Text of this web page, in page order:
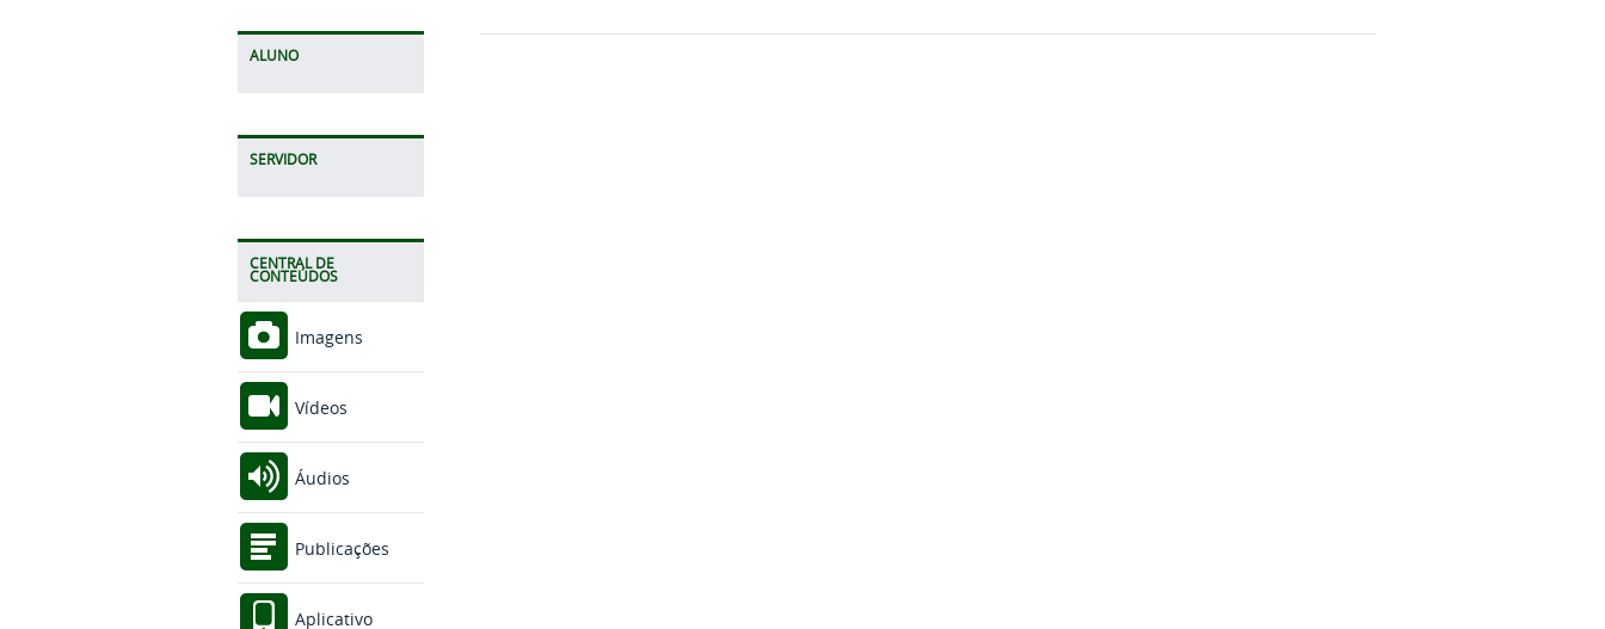
ALUNO
SERVIDOR
CENTRAL DE
CONTEÚDOS
Imagens
Vídeos
Áudios
Publicações
Aplicativo